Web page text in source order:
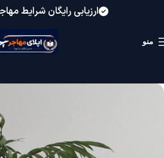
ارزیابی رایگان شرایط
منو